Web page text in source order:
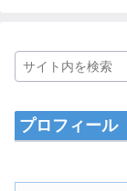
プロフィール